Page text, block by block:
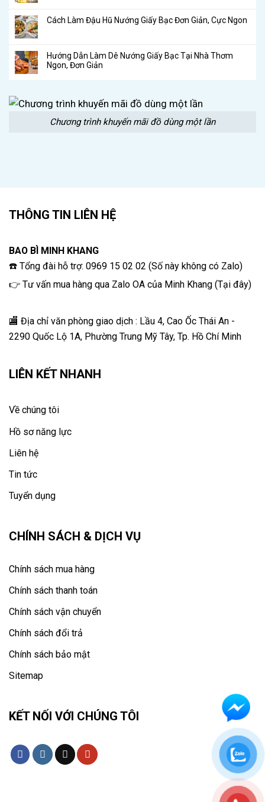
Cách Làm Đậu Hũ Nướng Giấy Bạc Đơn Giản, Cực Ngon
Hướng Dẫn Làm Dê Nướng Giấy Bạc Tại Nhà Thơm
Ngon, Đơn Giản
Chương trình khuyến mãi đồ dùng một lần
THÔNG TIN LIÊN HỆ
BAO BÌ MINH KHANG
☎️ Tổng đài hỗ trợ: 0969 15 02 02 (Số này không có Zalo)
👉 Tư vấn mua hàng qua Zalo OA của Minh Khang (Tại đây)
🏬 Địa chỉ văn phòng giao dịch : Lầu 4, Cao Ốc Thái An -
2290 Quốc Lộ 1A, Phường Trung Mỹ Tây, Tp. Hồ Chí Minh
LIÊN KẾT NHANH
Về chúng tôi
Hồ sơ năng lực
Liên hệ
Tin tức
Tuyển dụng
CHÍNH SÁCH & DỊCH VỤ
Chính sách mua hàng
Chính sách thanh toán
Chính sách vận chuyển
Chính sách đổi trả
Chính sách bảo mật
Sitemap
KẾT NỐI VỚI CHÚNG TÔI